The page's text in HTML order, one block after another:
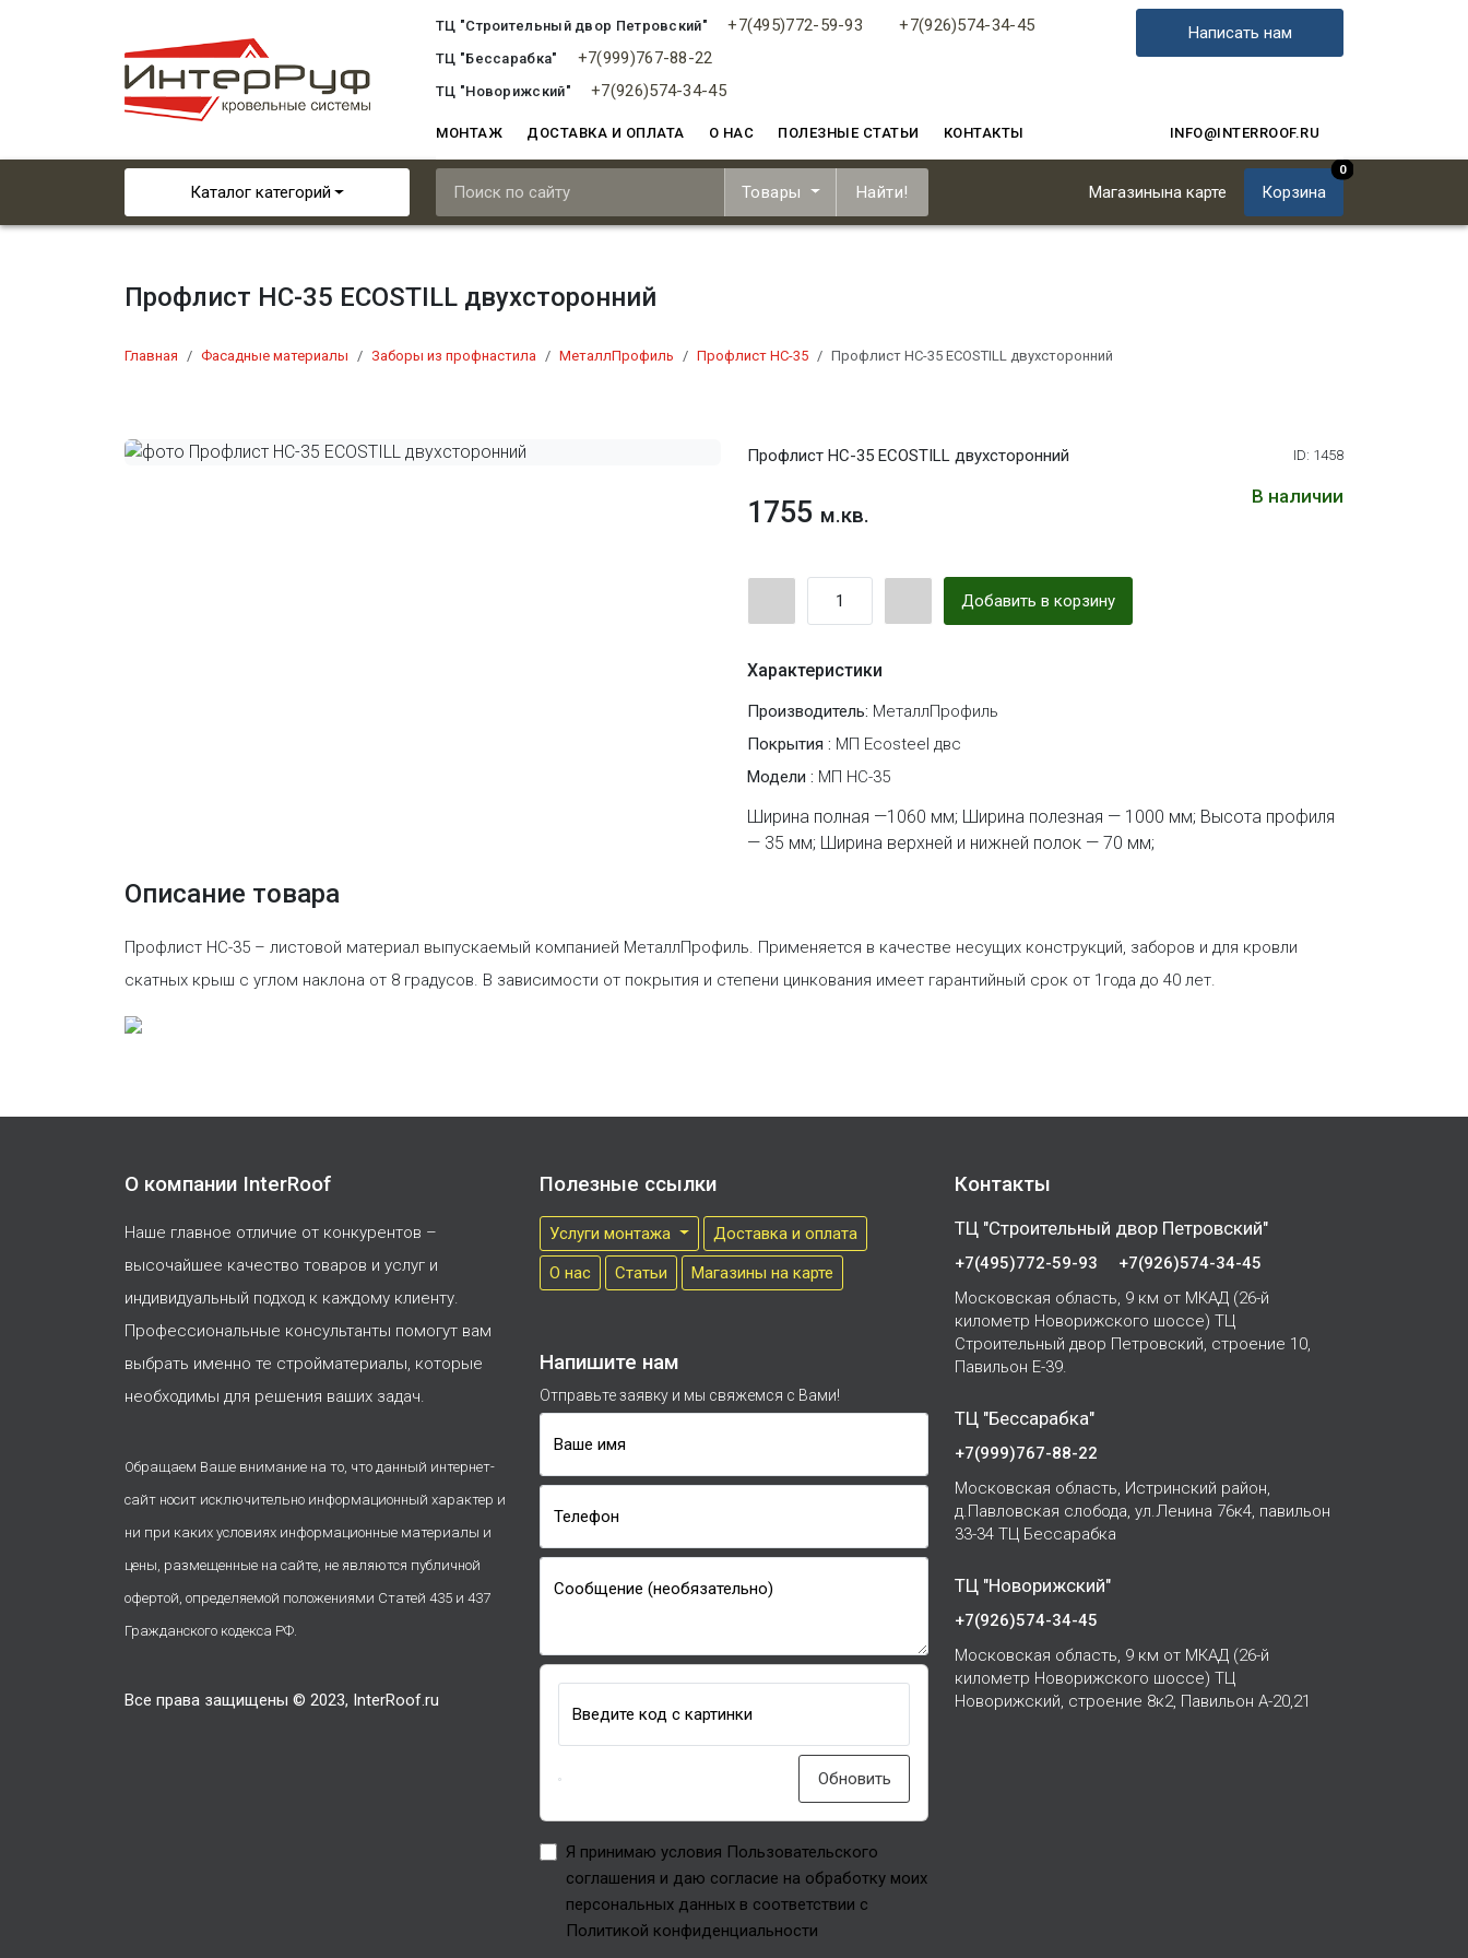
ТЦ "Строительный двор Петровский" +7(495)772-59-93 +7(926)574-34-45
ТЦ "Бессарабка" +7(999)767-88-22
ТЦ "Новорижский" +7(926)574-34-45
Написать нам
МОНТАЖ ДОСТАВКА И ОПЛАТА О НАС ПОЛЕЗНЫЕ СТАТЬИ КОНТАКТЫ INFO@INTERROOF.RU
Каталог категорий Товары Найти! Магазинына карте Корзина
0
Профлист НС-35 ECOSTILL двухсторонний
Главная Фасадные материалы Заборы из профнастила МеталлПрофиль Профлист НС-35 Профлист НС-35 ECOSTILL двухсторонний
Профлист НС-35 ECOSTILL двухсторонний ID: 1458
В наличии
1755 м.кв.
Добавить в корзину
Характеристики
Производитель: МеталлПрофиль
Покрытия : МП Ecosteel двс
Модели : МП НС-35
Ширина полная —1060 мм; Ширина полезная — 1000 мм; Высота профиля
— 35 мм; Ширина верхней и нижней полок — 70 мм;
Описание товара
Профлист НС-35 – листовой материал выпускаемый компанией МеталлПрофиль. Применяется в качестве несущих конструкций, заборов и для кровли
скатных крыш с углом наклона от 8 градусов. В зависимости от покрытия и степени цинкования имеет гарантийный срок от 1года до 40 лет.
О компании InterRoof
Наше главное отличие от конкурентов –
высочайшее качество товаров и услуг и
индивидуальный подход к каждому клиенту.
Профессиональные консультанты помогут вам
выбрать именно те стройматериалы, которые
необходимы для решения ваших задач.
Обращаем Ваше внимание на то, что данный интернет-
сайт носит исключительно информационный характер и
ни при каких условиях информационные материалы и
цены, размещенные на сайте, не являются публичной
офертой, определяемой положениями Статей 435 и 437
Гражданского кодекса РФ.
Все права защищены © 2023, InterRoof.ru
Полезные ссылки
Услуги монтажа
Доставка и оплата
О нас
Cтатьи Магазины на карте
Напишите нам
Отправьте заявку и мы свяжемся с Вами!
Ваше имя
Телефон
Сообщение (необязательно)
Введите код с картинки
Обновить
Я принимаю условия Пользовательского
соглашения и даю согласие на обработку моих
персональных данных в соответствии с
Политикой конфиденциальности
Контакты
ТЦ "Строительный двор Петровский"
+7(495)772-59-93
+7(926)574-34-45
Московская область, 9 км от МКАД (26-й
километр Новорижского шоссе) ТЦ
Строительный двор Петровский, строение 10,
Павильон Е-39.
ТЦ "Бессарабка"
+7(999)767-88-22
Московская область, Истринский район,
д.Павловская слобода, ул.Ленина 76к4, павильон
33-34 ТЦ Бессарабка
ТЦ "Новорижский"
+7(926)574-34-45
Московская область, 9 км от МКАД (26-й
километр Новорижского шоссе) ТЦ
Новорижский, строение 8к2, Павильон А-20,21